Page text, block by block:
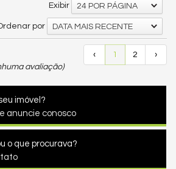
Exibir 24 POR PÁGINA
por DATA MAIS RECENTE
‹ 1 2
›
avaliação)
imóvel?
anuncie conosco
o que procurava?